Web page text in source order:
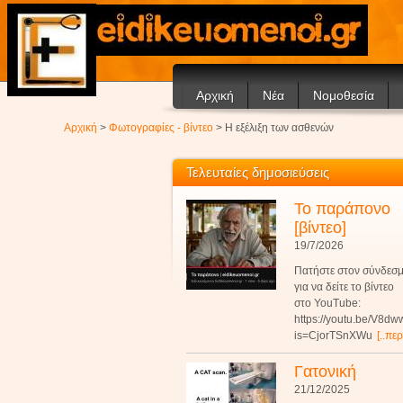
Αρχική Νέα Νομοθεσία
Αρχική > Φωτογραφίες - βίντεο > Η εξέλιξη των ασθενών
Τελευταίες δημοσιεύσεις
Το παράπονο
[βίντεο]
19/7/2026
Πατήστε στον
για να δείτε το βίντεο
στο YouTube:
https://youtu.be/
is=CjorTSnXWu
Γατονική
21/12/2025